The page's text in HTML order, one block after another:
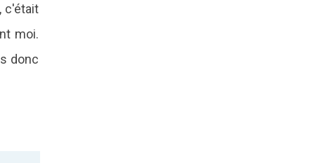
c'était
moi.
donc